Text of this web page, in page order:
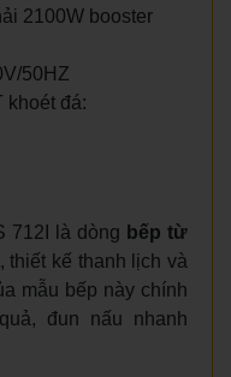
2100W booster
50HZ
khoét đá:
712I là dòng bếp từ
, thiết kế thanh lịch và
mẫu bếp này chính
đun nấu nhanh